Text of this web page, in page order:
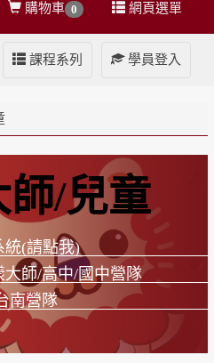
網頁選單
購物車 0
學員登入
課程系列
師/兒童
統(請點我)
大師/高中/國中營隊
南營隊